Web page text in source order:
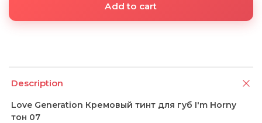
Add to cart
Description
Love Generation Кремовый тинт для губ I'm Horny
тон 07